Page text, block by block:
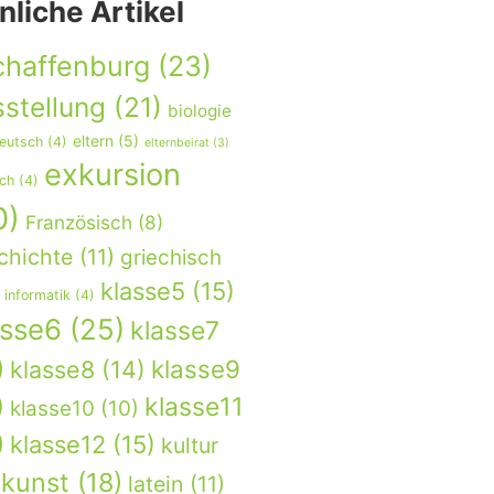
Artikel
(23)
(21) biologie
(4) eltern (5) elternbeirat (3)
(4) exkursion
Französisch (8)
(11) griechisch
informatik (4) klasse5 (15)
(25) klasse7
klasse8 (14) klasse9
klasse10 (10) klasse11
klasse12 (15) kultur
kunst (18) latein (11)